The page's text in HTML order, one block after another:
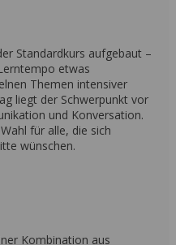
Standardkurs aufgebaut –
etwas
Themen intensiver
liegt der Schwerpunkt vor
und Konversation.
für alle, die sich
wünschen.
Kombination aus